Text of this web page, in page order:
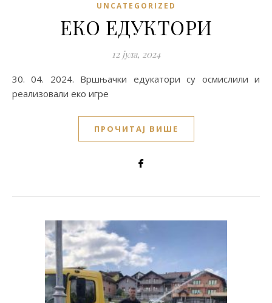
UNCATEGORIZED
ЕКО ЕДУКТОРИ
12 јула, 2024
30. 04. 2024. Вршњачки едукатори су осмислили и
реализовали еко игре
ПРОЧИТАЈ ВИШЕ